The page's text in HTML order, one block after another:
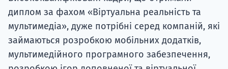
диплом за фахом «Віртуальна реальність та
мультимедіа», дуже потрібні серед компаній, які
займаються розробкою мобільних додатків,
мультимедійного програмного забезпечення,